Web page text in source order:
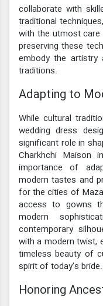
collaborate with
traditional
with the utmost
preserving these
embody the
traditions.
Adapting to
While cultural
wedding dress
significant role in
Charkhchi Maison
importance of
modern tastes and
for the cities of
access to gowns
modern
contemporary
with a modern twist,
timeless beauty of
spirit of today's bride.
Honoring